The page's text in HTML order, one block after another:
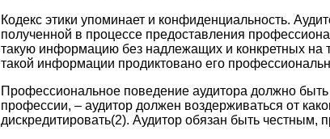
Кодекс этики упоминает и конфиденциальность.
полученной в процессе предоставления
такую информацию без надлежащих и конкретных на
такой информации продиктовано его
Профессиональное поведение аудитора должно
профессии, – аудитор должен воздерживаться от
дискредитировать(2). Аудитор обязан быть честным,